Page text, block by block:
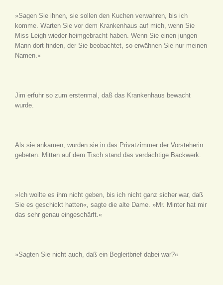
»Sagen Sie ihnen, sie sollen den Kuchen verwahren, bis ich
komme. Warten Sie vor dem Krankenhaus auf mich, wenn Sie
Miss Leigh wieder heimgebracht haben. Wenn Sie einen jungen
Mann dort finden, der Sie beobachtet, so erwähnen Sie nur meinen
Namen.«
Jim erfuhr so zum erstenmal, daß das Krankenhaus bewacht
wurde.
Als sie ankamen, wurden sie in das Privatzimmer der Vorsteherin
gebeten. Mitten auf dem Tisch stand das verdächtige Backwerk.
»Ich wollte es ihm nicht geben, bis ich nicht ganz sicher war, daß
Sie es geschickt hatten«, sagte die alte Dame. »Mr. Minter hat mir
das sehr genau eingeschärft.«
»Sagten Sie nicht auch, daß ein Begleitbrief dabei war?«